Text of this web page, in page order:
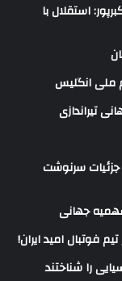
استقلال با
ملی انگلیس
تیراندازی
جزئیات سرنوشت
جهانی
فوتبال امید ایران!
را شناختند